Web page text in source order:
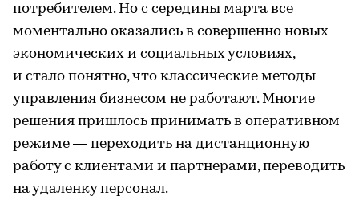
потребителем. Но с середины марта все
моментально оказались в совершенно новых
экономических и социальных условиях,
и стало понятно, что классические методы
управления бизнесом не работают. Многие
решения пришлось принимать в оперативном
режиме — переходить на дистанционную
работу с клиентами и партнерами, переводить
на удаленку персонал.